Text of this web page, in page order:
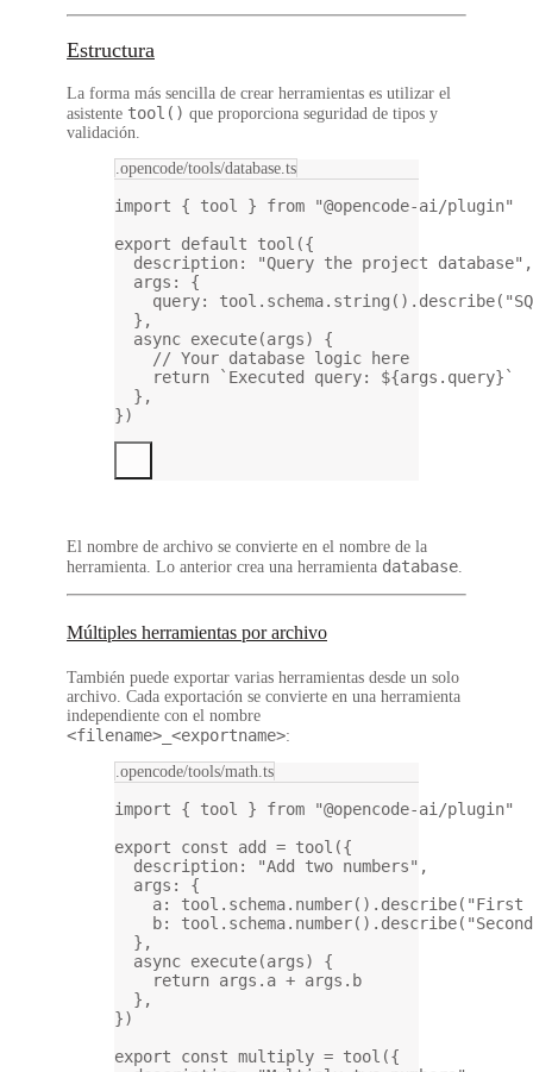
Estructura
La forma más sencilla de crear herramientas es utilizar el
asistente tool() que proporciona seguridad de tipos y
validación.
.opencode/tools/database.ts
import { tool } from
"@opencode-ai/plugin"
export
default tool ({
description:
"Query the project database" ,
args: {
query: tool.schema. string (). describe(
},
async execute(args) {
// Your database logic here
return
`Executed query: ${args . query}`
},
})
El nombre de archivo se convierte en el nombre de la
herramienta. Lo anterior crea una herramienta database.
Múltiples herramientas por archivo
También puede exportar varias herramientas desde un solo
archivo. Cada exportación se convierte en una herramienta
independiente con el nombre
<filename>_<exportname>:
.opencode/tools/math.ts
import { tool } from
"@opencode-ai/plugin"
export
const add = tool ({
description:
"Add two numbers" ,
args: {
a: tool.schema. number(). describe( "First
b: tool.schema. number(). describe(
},
async execute(args) {
return args.a + args.b
},
})
export
const multiply = tool ({